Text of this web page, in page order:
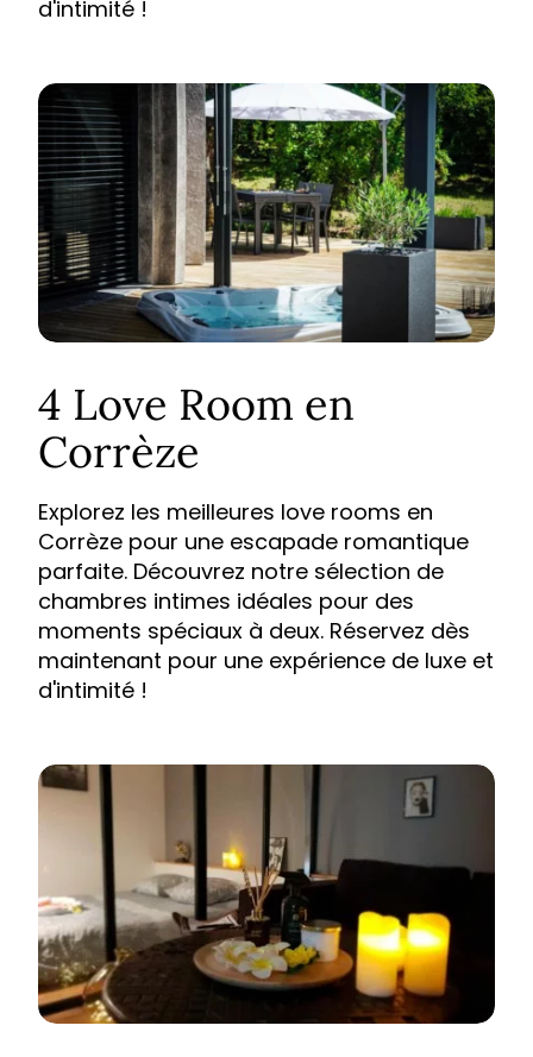
d'intimité !
4 Love Room en
Corrèze
Explorez les meilleures love rooms en
Corrèze pour une escapade romantique
parfaite. Découvrez notre sélection de
chambres intimes idéales pour des
moments spéciaux à deux. Réservez dès
maintenant pour une expérience de luxe et
d'intimité !